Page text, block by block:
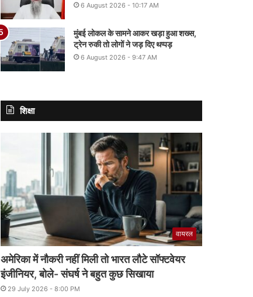
6 August 2026 - 10:17 AM
मुंबई लोकल के सामने आकर खड़ा हुआ शख्स,
ट्रेन रुकी तो लोगों ने जड़ दिए थप्पड़
6 August 2026 - 9:47 AM
शिक्षा
वायरल
अमेरिका में नौकरी नहीं मिली तो भारत लौटे सॉफ्टवेयर
इंजीनियर, बोले- संघर्ष ने बहुत कुछ सिखाया
29 July 2026 - 8:00 PM